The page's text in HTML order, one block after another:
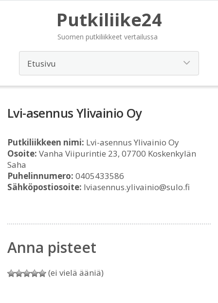
Putkiliike24
Suomen putkiliikkeet vertailussa
Lvi-asennus Ylivainio Oy
Putkiliikkeen nimi: Lvi-asennus Ylivainio Oy
Osoite: Vanha Viipurintie 23, 07700 Koskenkylän
Saha
Puhelinnumero: 0405433586
Sähköpostiosoite: lviasennus.ylivainio@sulo.fi
Anna pisteet
(ei vielä ääniä)